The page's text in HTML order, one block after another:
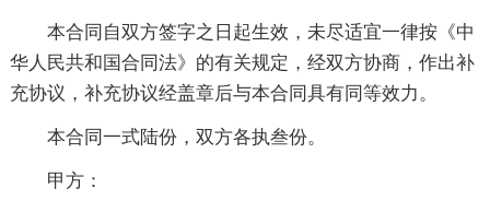
本合同自双方签字之日起生效，未尽适宜一律按《中
华人民共和国合同法》的有关规定，经双方协商，作出补
充协议，补充协议经盖章后与本合同具有同等效力。
本合同一式陆份，双方各执叁份。
甲方：